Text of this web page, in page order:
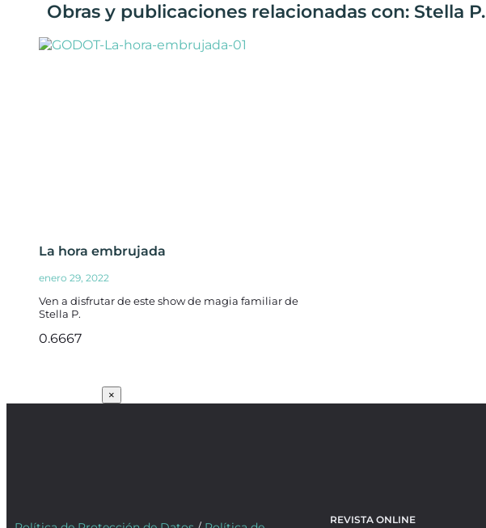
Obras y publicaciones relacionadas con: Stella P.
La hora embrujada
enero 29, 2022
Ven a disfrutar de este show de magia familiar de
Stella P.
×
REVISTA ONLINE